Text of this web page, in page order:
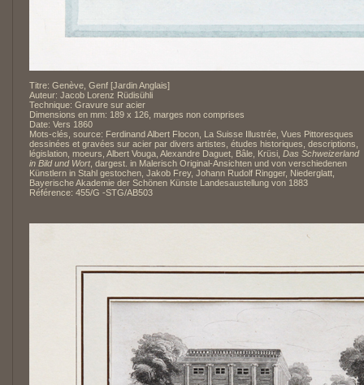
Titre: Genève, Genf [Jardin Anglais]
Auteur: Jacob Lorenz Rüdisühli
Technique: Gravure sur acier
Dimensions en mm: 189 x 126, marges non comprises
Date: Vers 1860
Mots-clés, source: Ferdinand Albert Flocon, La Suisse Illustrée, Vues Pittoresques
dessinées et gravées sur acier par divers artistes, études historiques, descriptions,
législation, moeurs, Albert Vouga, Alexandre Daguet, Bâle, Krüsi, Das Schweizerland
in Bild und Wort, dargest. in Malerisch Original-Ansichten und von verschiedenen
Künstlern in Stahl gestochen, Jakob Frey, Johann Rudolf Ringger, Niederglatt,
Bayerische Akademie der Schönen Künste Landesaustellung von 1883
Référence: 455/G -STG/AB503